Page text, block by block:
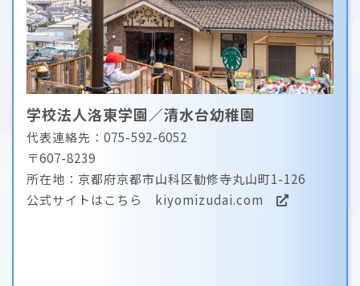
学校法人洛東学園／清水台幼稚園
代表連絡先：075-592-6052
〒607-8239
所在地：京都府京都市山科区勧修寺丸山町1-126
公式サイトはこちら kiyomizudai.com